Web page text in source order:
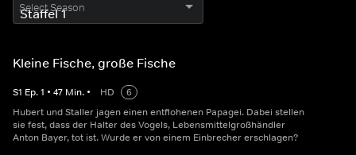
Select Season
Kleine Fische, große Fische
S1 Ep.1 • 47 Min. • HD
6
Hubert und Staller jagen einen entflohenen Papagei. Dabei stellen
sie fest, dass der Halter des Vogels, Lebensmittelgroßhändler
Anton Bayer, tot ist. Wurde er von einem Einbrecher erschlagen?